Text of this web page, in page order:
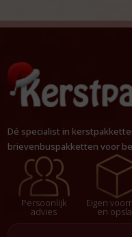
Dé specialist in
brievenbuspakketten voor
Persoonlijk
advies
Eigen
en